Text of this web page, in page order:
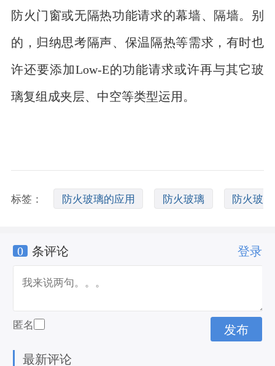
防火门窗或无隔热功能请求的幕墙、隔墙。别
的，归纳思考隔声、保温隔热等需求，有时也
许还要添加Low-E的功能请求或许再与其它玻
璃复组成夹层、中空等类型运用。
标签： 防火玻璃的应用 防火玻璃 防火玻
璃价格
0 条评论 登录
匿名
最新评论